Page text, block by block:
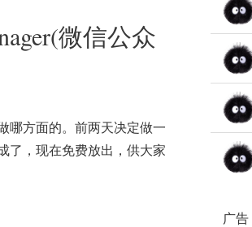
微信公众
哪方面的。前两天决定做一
了，现在免费放出，供大家
广告